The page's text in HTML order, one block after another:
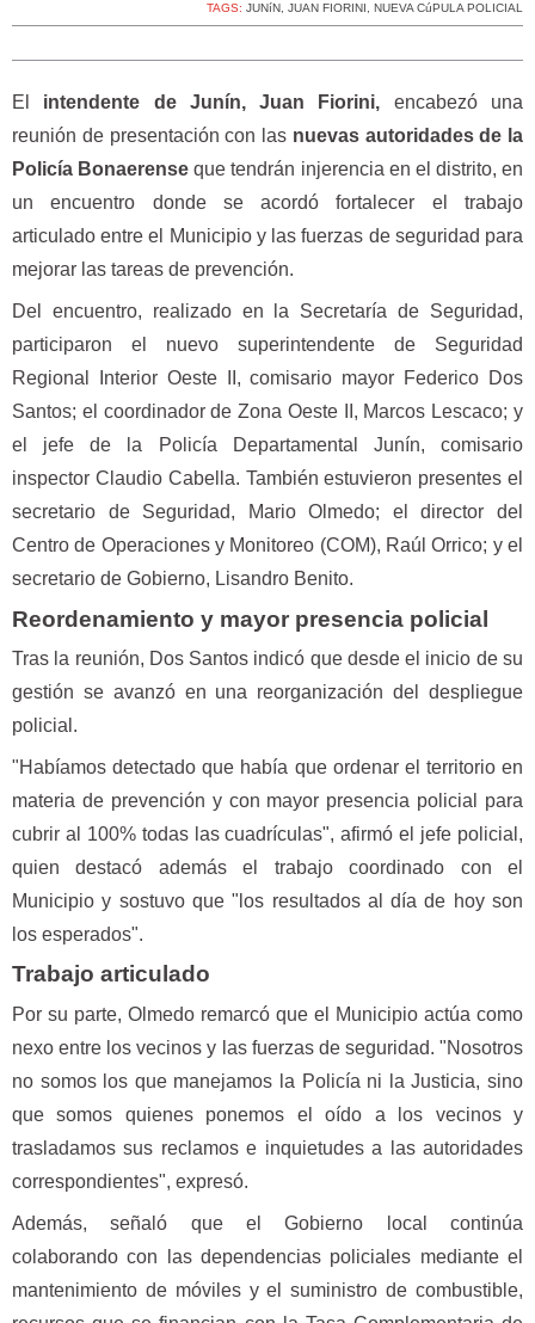
TAGS: JUNíN, JUAN FIORINI , NUEVA CúPULA POLICIAL
El intendente de Junín, Juan Fiorini, encabezó una
reunión de presentación con las nuevas autoridades de la
Policía Bonaerense que tendrán injerencia en el distrito, en
un encuentro donde se acordó fortalecer el trabajo
articulado entre el Municipio y las fuerzas de seguridad para
mejorar las tareas de prevención.
Del encuentro, realizado en la Secretaría de Seguridad,
participaron el nuevo superintendente de Seguridad
Regional Interior Oeste II, comisario mayor Federico Dos
Santos; el coordinador de Zona Oeste II, Marcos Lescaco; y
el jefe de la Policía Departamental Junín, comisario
inspector Claudio Cabella. También estuvieron presentes el
secretario de Seguridad, Mario Olmedo; el director del
Centro de Operaciones y Monitoreo (COM), Raúl Orrico; y el
secretario de Gobierno, Lisandro Benito.
Reordenamiento y mayor presencia policial
Tras la reunión, Dos Santos indicó que desde el inicio de su
gestión se avanzó en una reorganización del despliegue
policial.
"Habíamos detectado que había que ordenar el territorio en
materia de prevención y con mayor presencia policial para
cubrir al 100% todas las cuadrículas", afirmó el jefe policial,
quien destacó además el trabajo coordinado con el
Municipio y sostuvo que "los resultados al día de hoy son
los esperados".
Trabajo articulado
Por su parte, Olmedo remarcó que el Municipio actúa como
nexo entre los vecinos y las fuerzas de seguridad. "Nosotros
no somos los que manejamos la Policía ni la Justicia, sino
que somos quienes ponemos el oído a los vecinos y
trasladamos sus reclamos e inquietudes a las autoridades
correspondientes", expresó.
Además, señaló que el Gobierno local continúa
colaborando con las dependencias policiales mediante el
mantenimiento de móviles y el suministro de combustible,